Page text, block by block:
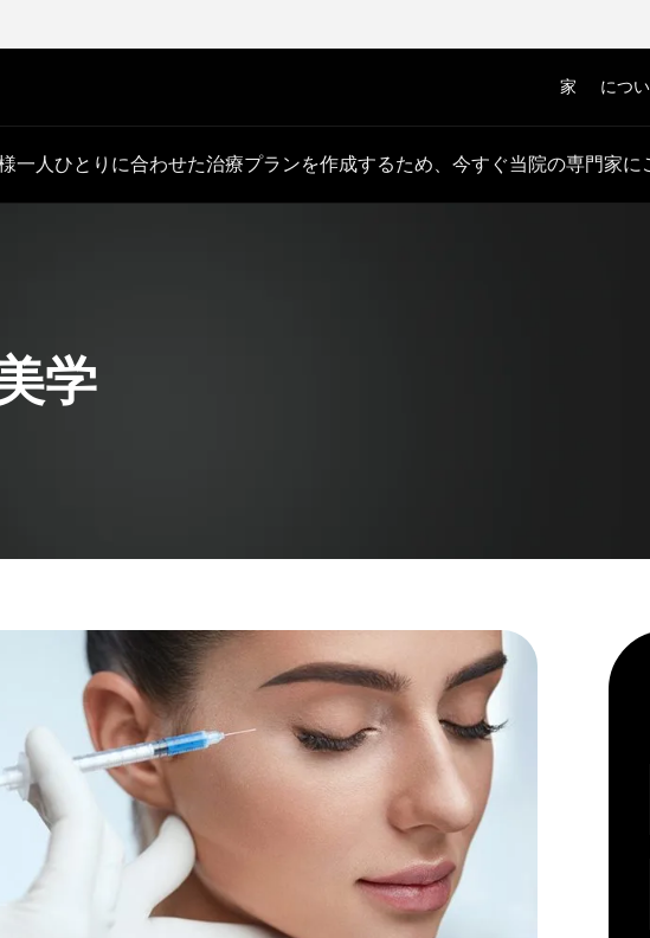
家 につ
一人ひとりに合わせた治療プランを作成するため、今すぐ当院の専門家に
学